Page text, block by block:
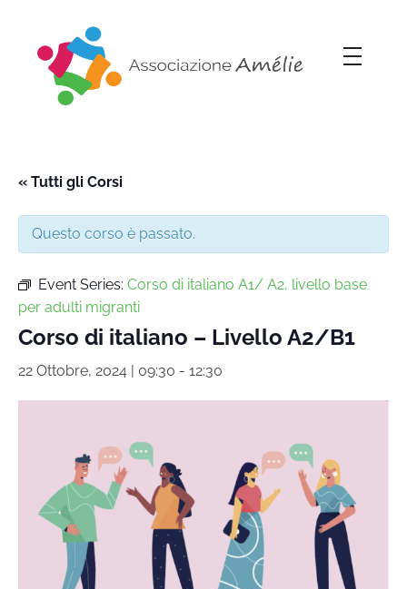
« Tutti gli Corsi
Questo corso è passato.
Event Series: Corso di italiano A1/ A2, livello base
per adulti migranti
Corso di italiano – Livello A2/B1
22 Ottobre, 2024 | 09:30 - 12:30